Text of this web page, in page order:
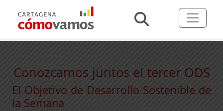
Conozcamos juntos el tercer ODS
El Objetivo de Desarrollo Sostenible de
la Semana